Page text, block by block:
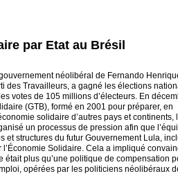
par Etat au Brésil
néolibéral de Fernando
des Travailleurs, a gagné les élections
votes de 105 millions d’électeurs. En
(GTB), formé en 2001 pour préparer, en
solidaire d’autres pays et continents,
un processus de pression afin que
et structures du futur Gouvernement Lula,
Solidaire. Cela a impliqué
était plus qu’une politique de compensation
opérées par les politiciens néolibéraux